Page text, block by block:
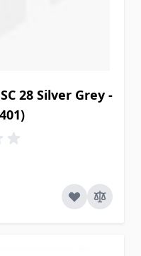
28 Silver Grey -